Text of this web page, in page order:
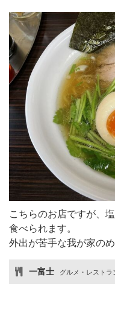
こちらのお店ですが、
食べられます。
外出が苦手な我が家の
一富士 グルメ・レストラ